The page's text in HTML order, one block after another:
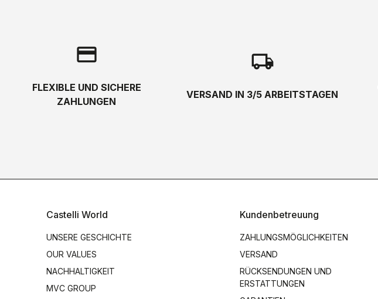
credit_card
FLEXIBLE UND SICHERE
ZAHLUNGEN
local_shipping
VERSAND IN 3/5 ARBEITSTAGEN
Castelli World
UNSERE GESCHICHTE
OUR VALUES
NACHHALTIGKEIT
MVC GROUP
Kundenbetreuung
ZAHLUNGSMÖGLICHKEITEN
VERSAND
RÜCKSENDUNGEN UND
ERSTATTUNGEN